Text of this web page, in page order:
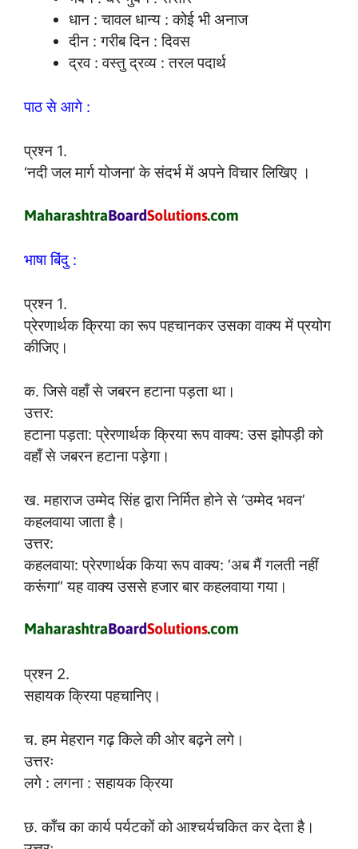
धान : चावल धान्य : कोई भी अनाज
दीन : गरीब दिन : दिवस
द्रव : वस्तु द्रव्य : तरल पदार्थ
पाठ से आगे :
प्रश्न 1.
‘नदी जल मार्ग योजना’ के संदर्भ में अपने विचार लिखिए ।
भाषा बिंदु :
प्रश्न 1.
प्रेरणार्थक क्रिया का रूप पहचानकर उसका वाक्य में प्रयोग
कीजिए।
क. जिसे वहाँ से जबरन हटाना पड़ता था।
उत्तर:
हटाना पड़ता: प्रेरणार्थक क्रिया रूप वाक्य: उस झोपड़ी को
वहाँ से जबरन हटाना पड़ेगा।
ख. महाराज उम्मेद सिंह द्वारा निर्मित होने से ‘उम्मेद भवन’
कहलवाया जाता है।
उत्तर:
कहलवाया: प्रेरणार्थक किया रूप वाक्य: ‘अब मैं गलती नहीं
करूंगा” यह वाक्य उससे हजार बार कहलवाया गया।
प्रश्न 2.
सहायक क्रिया पहचानिए।
च. हम मेहरान गढ़ किले की ओर बढ़ने लगे।
उत्तरः
लगे : लगना : सहायक क्रिया
छ. काँच का कार्य पर्यटकों को आश्चर्यचकित कर देता है।